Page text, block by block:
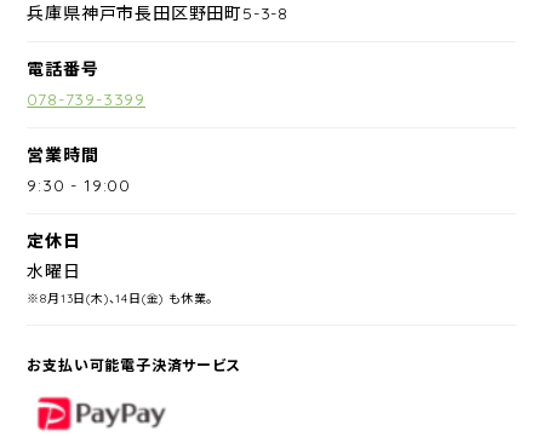
兵庫県神戸市長田区野田町5-3-8
電話番号
078-739-3399
営業時間
9:30 -19:00
定休日
水曜日
※8月13日(木)、14日(金) も休業。
お支払い可能電子決済サービス
PayPay